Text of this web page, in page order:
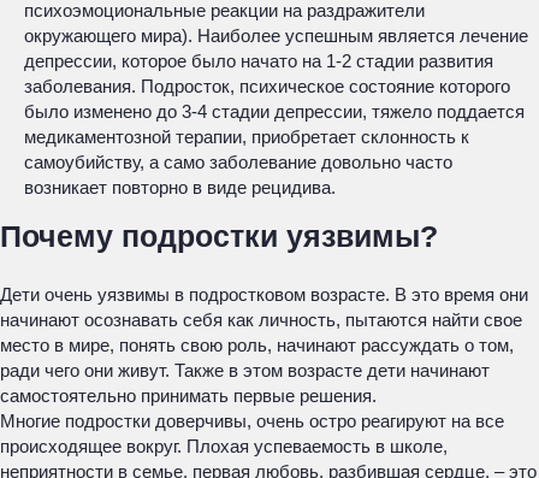
психоэмоциональные реакции на раздражители
окружающего мира). Наиболее успешным является лечение
депрессии, которое было начато на 1-2 стадии развития
заболевания. Подросток, психическое состояние которого
было изменено до 3-4 стадии депрессии, тяжело поддается
медикаментозной терапии, приобретает склонность к
самоубийству, а само заболевание довольно часто
возникает повторно в виде рецидива.
Почему подростки уязвимы?
Дети очень уязвимы в подростковом возрасте. В это время они
начинают осознавать себя как личность, пытаются найти свое
место в мире, понять свою роль, начинают рассуждать о том,
ради чего они живут. Также в этом возрасте дети начинают
самостоятельно принимать первые решения.
Многие подростки доверчивы, очень остро реагируют на все
происходящее вокруг. Плохая успеваемость в школе,
неприятности в семье, первая любовь, разбившая сердце, – это